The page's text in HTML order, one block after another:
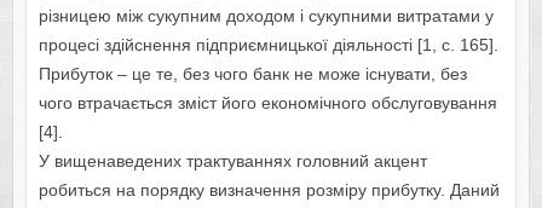
різницею між сукупним доходом і сукупними витратами у
процесі здійснення підприємницької діяльності [1, с. 165].
Прибуток – це те, без чого банк не може існувати, без
чого втрачається зміст його економічного обслуговування
[4].
У вищенаведених трактуваннях головний акцент
робиться на порядку визначення розміру прибутку. Даний